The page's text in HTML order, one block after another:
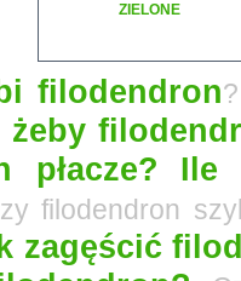
ZIELONE
filodendron
płacze?
Ile
filodendron
zagęścić